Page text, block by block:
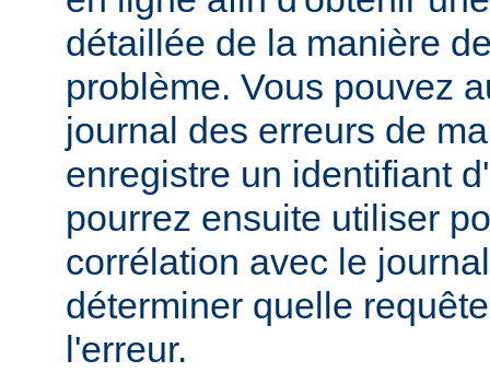
détaillée de la manière
problème. Vous pouvez
journal des erreurs de
enregistre un identifiant
pourrez ensuite utiliser
corrélation avec le
déterminer quelle
l'erreur.